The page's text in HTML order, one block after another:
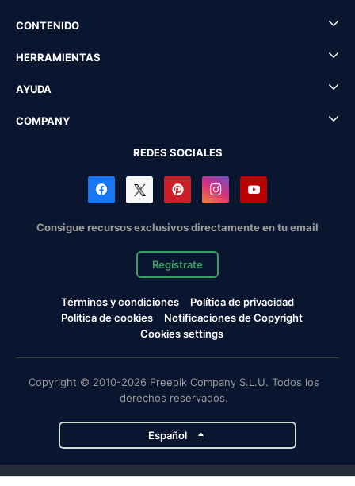
CONTENIDO
HERRAMIENTAS
AYUDA
COMPANY
REDES SOCIALES
Consigue recursos exclusivos directamente en tu email
Regístrate
Términos y condiciones
Política de privacidad
Política de cookies
Notificaciones de Copyright
Cookies settings
Copyright © 2010-2026 Freepik Company S.L.U. Todos los
derechos reservados.
Español